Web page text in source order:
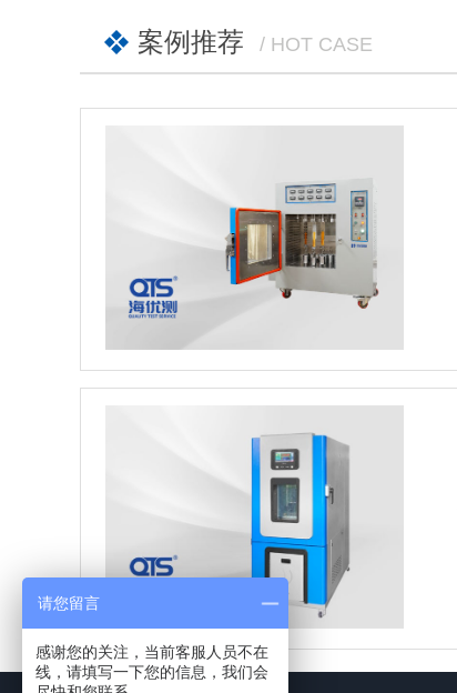
案例推荐 / HOT CASE
请您留言
感谢您的关注，当前客服人员不在
线，请填写一下您的信息，我们会